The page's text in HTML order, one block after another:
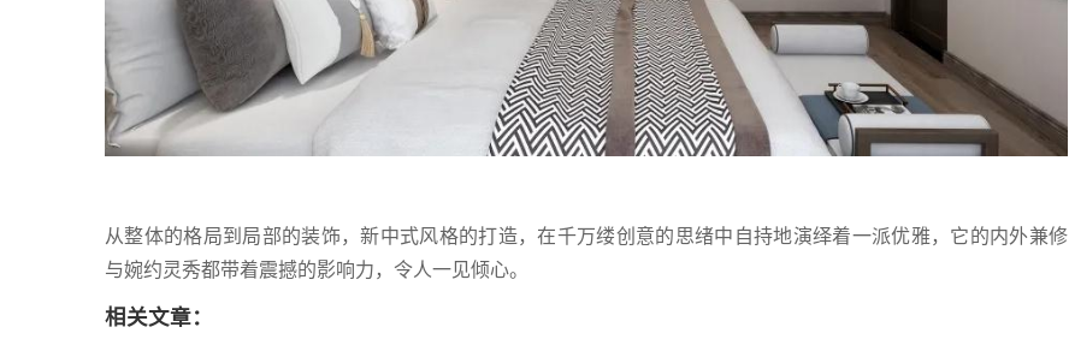
从整体的格局到局部的装饰，新中式风格的打造，在千万缕创意的思绪中自持地演绎着一派优雅，它的内外兼修
与婉约灵秀都带着震撼的影响力，令人一见倾心。
相关文章：